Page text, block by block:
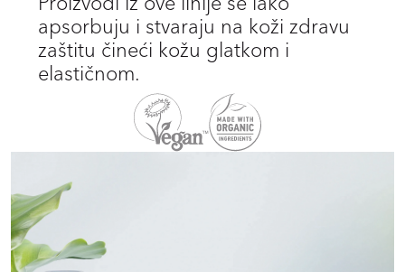
apsorbuju i stvaraju na koži zdravu
zaštitu čineći kožu glatkom i
elastičnom.